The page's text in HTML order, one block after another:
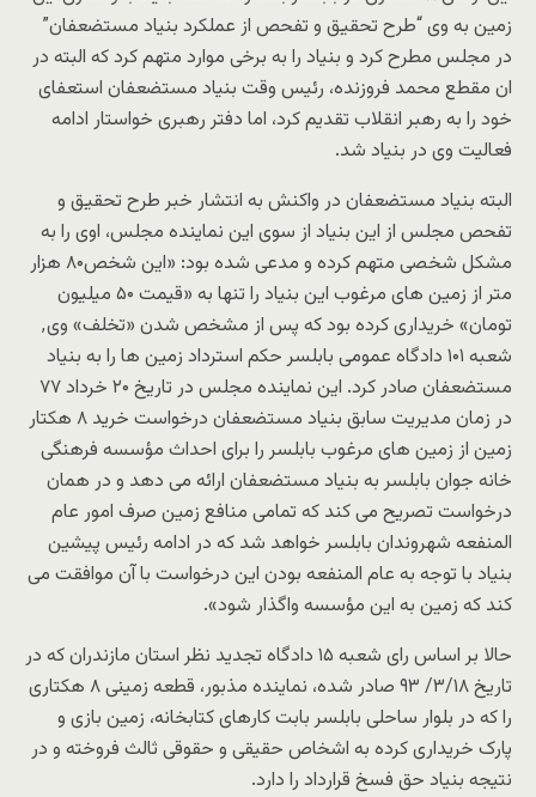
زمین به وی “طرح تحقیق و تفحص از عملکرد بنیاد مستضعفان”
در مجلس مطرح کرد و بنیاد را به برخی موارد متهم کرد که البته در
ان مقطع محمد فروزنده، رئیس وقت بنیاد مستضعفان استعفای
خود را به رهبر انقلاب تقدیم کرد، اما دفتر رهبری خواستار ادامه
فعالیت وی در بنیاد شد.
البته بنیاد مستضعفان در واکنش به انتشار خبر طرح تحقیق و
تفحص مجلس از این بنیاد از سوی این نماینده مجلس، اوی را به
مشکل شخصی متهم کرده و مدعی شده بود: «این شخص۸۰ هزار
متر از زمین های مرغوب این بنیاد را تنها به «قیمت ۵۰ میلیون
تومان» خریداری کرده بود که پس از مشخص شدن «تخلف» وی٬
شعبه ۱۰۱ دادگاه عمومی بابلسر حکم استرداد زمین ها را به بنیاد
مستضعفان صادر کرد. این نماینده مجلس در تاریخ ۲۰ خرداد ۷۷
در زمان مدیریت سابق بنیاد مستضعفان درخواست خرید ۸ هکتار
زمین از زمین های مرغوب بابلسر را برای احداث مؤسسه فرهنگی
خانه جوان بابلسر به بنیاد مستضعفان ارائه می دهد و در همان
درخواست تصریح می کند که تمامی منافع زمین صرف امور عام
المنفعه شهروندان بابلسر خواهد شد که در ادامه رئیس پیشین
بنیاد با توجه به عام المنفعه بودن این درخواست با آن موافقت می
کند که زمین به این مؤسسه واگذار شود».
حالا بر اساس رای شعبه ۱۵ دادگاه تجدید نظر استان مازندران که در
تاریخ ۳/۱۸/ ۹۳ صادر شده، نماینده مذبور، قطعه زمینی ۸ هکتاری
را که در بلوار ساحلی بابلسر بابت کارهای کتابخانه، زمین بازی و
پارک خریداری کرده به اشخاص حقیقی و حقوقی ثالث فروخته و در
نتیجه بنیاد حق فسخ قرارداد را دارد.